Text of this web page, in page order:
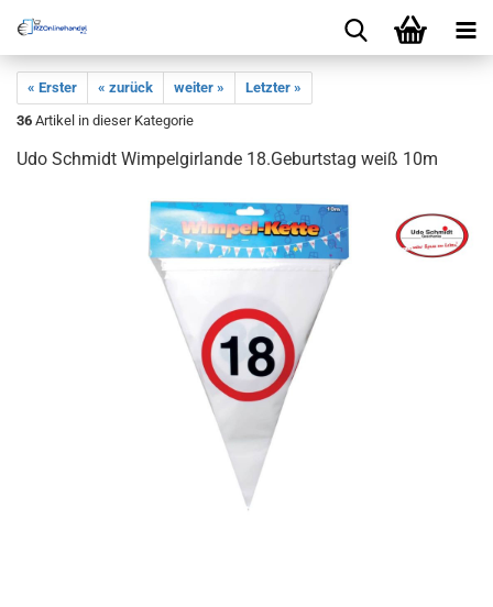
« Erster « zurück weiter »
Letzter »
36 Artikel in dieser Kategorie
Udo Schmidt Wimpelgirlande 18.Geburtstag weiß 10m